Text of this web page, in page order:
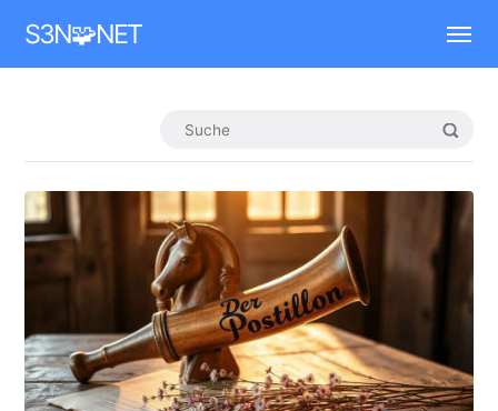
S3N🧩NET